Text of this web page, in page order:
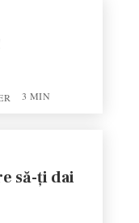
3 MIN
să-ți dai